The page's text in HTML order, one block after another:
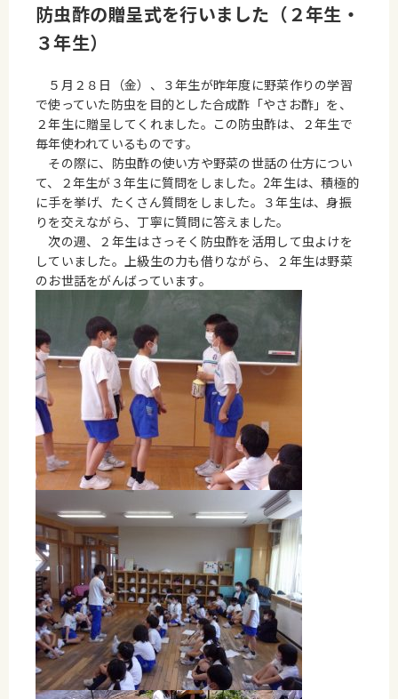
防虫酢の贈呈式を行いました（２年生・
３年生）
５月２８日（金）、３年生が昨年度に野菜作りの学習
で使っていた防虫を目的とした合成酢「やさお酢」を、
２年生に贈呈してくれました。この防虫酢は、２年生で
毎年使われているものです。
その際に、防虫酢の使い方や野菜の世話の仕方につい
て、２年生が３年生に質問をしました。 2年生は、積極的
に手を挙げ、たくさん質問をしました。３年生は、身振
りを交えながら、丁寧に質問に答えました。
次の週、２年生はさっそく防虫酢を活用して虫よけを
していました。上級生の力も借りながら、２年生は野菜
のお世話をがんばっています。